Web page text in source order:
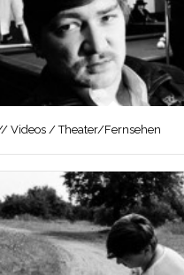
Videos / Theater/Fernsehen